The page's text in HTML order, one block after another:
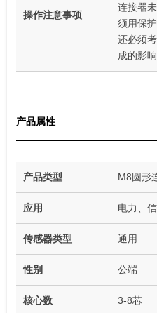
操作注意事项
连接器
须用保
还必须
成的影响
产品属性
产品类型 M8圆形
应用 电力、
传感器类型 通用
性别 公端
核心数 3-8芯